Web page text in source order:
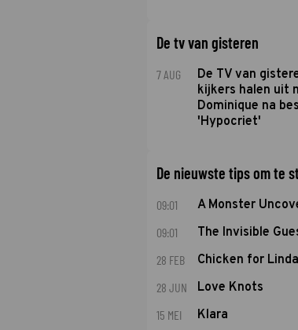
De tv van gisteren
7 AUG
De TV van
kijkers halen uit
Dominique na
'Hypocriet'
De nieuwste tips om te
09:01 A Monster
09:01 The Invisible
28 FEB Chicken for
28 JUN Love Knots
15 MEI Klara